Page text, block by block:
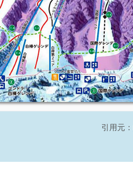
引用元：